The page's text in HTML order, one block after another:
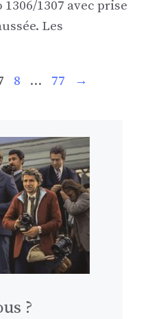
1307 avec prise
Les
Page
8 … Page
77
→
?